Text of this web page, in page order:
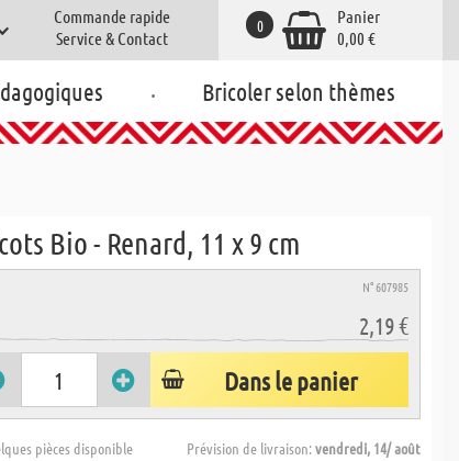
Commande rapide
Service & Contact
Panier
0,00 €
0
. Bricoler selon thèmes
Bio - Renard, 11 x 9 cm
N° 607985
2,19 €
Dans le panier
pièces disponible Prévision de livraison:vendredi, 14/ août